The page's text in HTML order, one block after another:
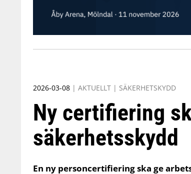
2026-03-08 | AKTUELLT | SÄKERHETSKYDD
Ny certifiering
säkerhetsskydd
En ny personcertifiering ska ge